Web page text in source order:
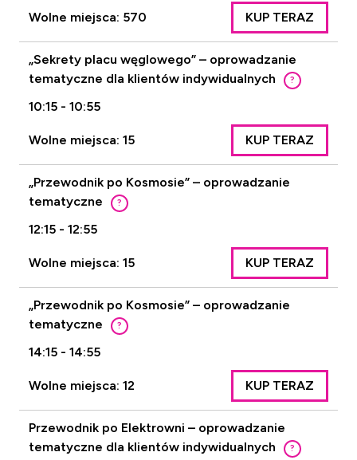
Wolne miejsca: 570 KUP TERAZ
„Sekrety placu węglowego” – oprowadzanie
tematyczne dla klientów indywidualnych
?
10:15 - 10:55
Wolne miejsca: 15 KUP TERAZ
„Przewodnik po Kosmosie” – oprowadzanie
tematyczne
?
12:15 - 12:55
Wolne miejsca: 15 KUP TERAZ
„Przewodnik po Kosmosie” – oprowadzanie
tematyczne
?
14:15 - 14:55
Wolne miejsca: 12 KUP TERAZ
Przewodnik po Elektrowni – oprowadzanie
tematyczne dla klientów indywidualnych
?